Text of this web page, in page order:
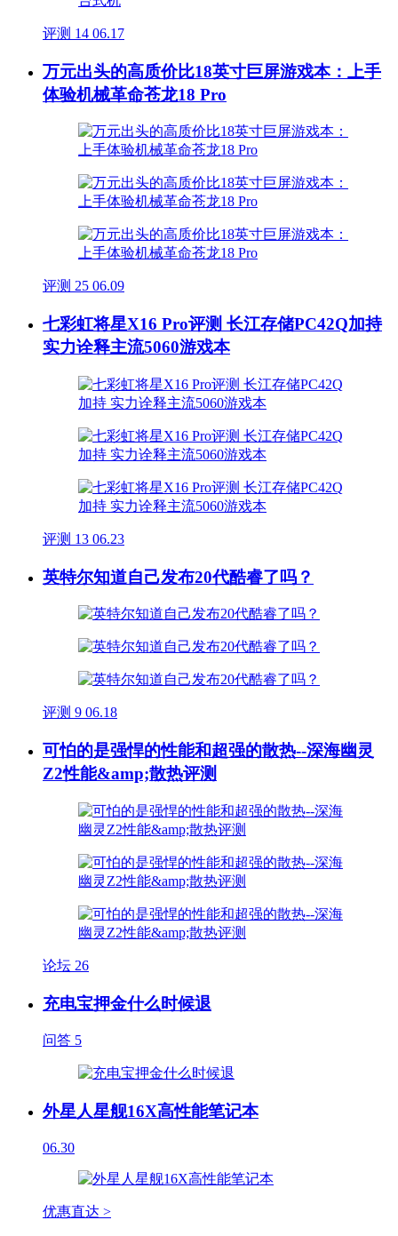
评测 14 06.17
万元出头的高质价比18英寸巨屏游戏本：上手
体验机械革命苍龙18 Pro
评测 25 06.09
七彩虹将星X16 Pro评测 长江存储PC42Q加持
实力诠释主流5060游戏本
评测 13 06.23
英特尔知道自己发布20代酷睿了吗？
评测 9 06.18
可怕的是强悍的性能和超强的散热--深海幽灵
Z2性能&amp;散热评测
论坛 26
充电宝押金什么时候退
问答 5
外星人星舰16X高性能笔记本
06.30
优惠直达 >